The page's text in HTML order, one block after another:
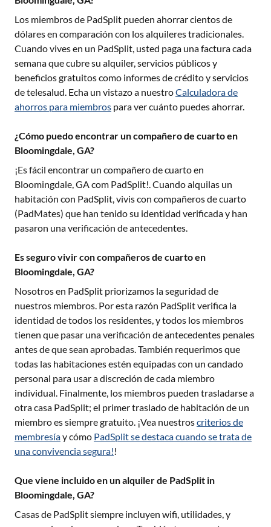
Los miembros de PadSplit pueden ahorrar cientos de
dólares en comparación con los alquileres tradicionales.
Cuando vives en un PadSplit, usted paga una factura cada
semana que cubre su alquiler, servicios públicos y
beneficios gratuitos como informes de crédito y servicios
de telesalud. Echa un vistazo a nuestroCalculadora de
ahorros para miembros para ver cuánto puedes ahorrar.
¿Cómo puedo encontrar un compañero de cuarto en
Bloomingdale, GA?
¡Es fácil encontrar un compañero de cuarto en
Bloomingdale, GAcom PadSplit!. Cuando alquilas un
habitación con PadSplit, vivis con compañeros de cuarto
(PadMates) que han tenido su identidad verificada y han
pasaron una verificación de antecedentes.
Es seguro vivir con compañeros de cuarto en
Bloomingdale, GA?
Nosotros en PadSplit priorizamos la seguridad de
nuestros miembros. Por esta razón PadSplit verifica la
identidad de todos los residentes, y todos los miembros
tienen que pasar una verificación de antecedentes penales
antes de que sean aprobadas. También requerimos que
todas las habitaciones estén equipadas con un candado
personal para usar a discreción de cada miembro
individual. Finalmente, los miembros pueden trasladarse a
otra casa PadSplit; el primer traslado de habitación de un
miembro es siempre gratuito. ¡Vea nuestroscriterios de
membresíay cómo PadSplit se destaca cuando se trata de
una convivencia segura!!
Que viene incluido en un alquiler de PadSplit in
Bloomingdale, GA?
Casas de PadSplit siempre incluyen wifi, utilidades, y